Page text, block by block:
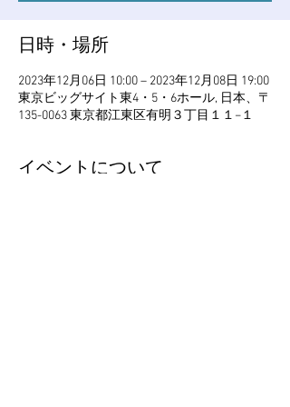
日時・場所
2023年12月06日 10:00 – 2023年12月08日 19:00
東京ビッグサイト東4・5・6ホール, 日本、〒
135-0063 東京都江東区有明３丁目１１−１
イベントについて